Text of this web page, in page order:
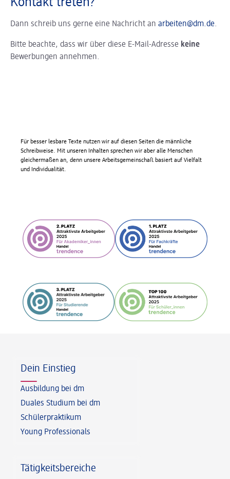
Dann schreib uns gerne eine Nachricht an arbeiten@dm.de.
Bitte beachte, dass wir über diese E-Mail-Adresse keine
Bewerbungen annehmen.
Für besser lesbare Texte nutzen wir auf diesen Seiten die männliche
Schreibweise. Mit unseren Inhalten sprechen wir aber alle Menschen
gleichermaßen an, denn unsere Arbeitsgemeinschaft basiert auf Vielfalt
und Individualität.
Dein Einstieg
Ausbildung bei dm
Duales Studium bei dm
Schülerpraktikum
Young Professionals
Tätigkeitsbereiche